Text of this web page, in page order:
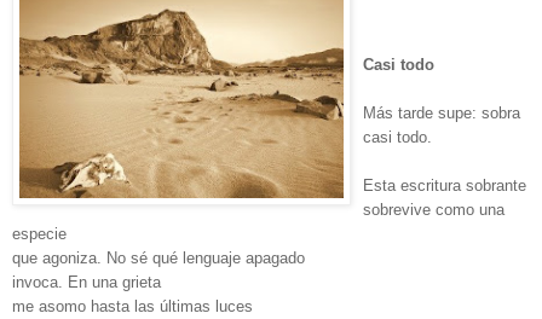
Casi todo
Más tarde supe: sobra
casi todo.
Esta escritura sobrante
sobrevive como una
especie
que agoniza. No sé qué lenguaje apagado
invoca. En una grieta
me asomo hasta las últimas luces